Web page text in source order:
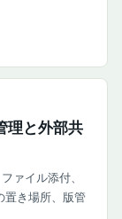
理と外部共
ァイル添付、
置き場所、版管